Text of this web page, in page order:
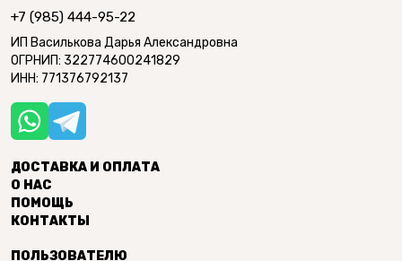
+7 (985) 444-95-22
ИП Василькова Дарья Александровна
ОГРНИП: 322774600241829
ИНН: 771376792137
ДОСТАВКА И ОПЛАТА
О НАС
ПОМОЩЬ
КОНТАКТЫ
ПОЛЬЗОВАТЕЛЮ